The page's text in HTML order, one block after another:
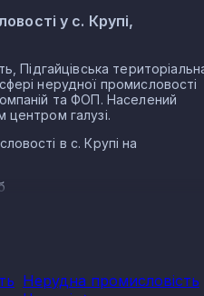
у с. Крупі,
Підгайцівська
нерудної промисловості
та ФОП. Населений
центром галузі.
в с. Крупі на
Нерудна промисловість